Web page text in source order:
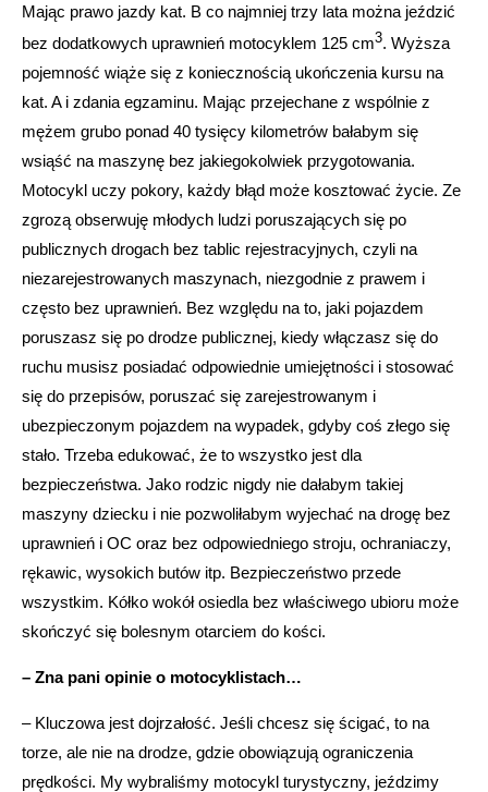
Mając prawo jazdy kat. B co najmniej trzy lata można jeździć
bez dodatkowych uprawnień motocyklem 125 cm3. Wyższa
pojemność wiąże się z koniecznością ukończenia kursu na
kat. A i zdania egzaminu. Mając przejechane z wspólnie z
mężem grubo ponad 40 tysięcy kilometrów bałabym się
wsiąść na maszynę bez jakiegokolwiek przygotowania.
Motocykl uczy pokory, każdy błąd może kosztować życie. Ze
zgrozą obserwuję młodych ludzi poruszających się po
publicznych drogach bez tablic rejestracyjnych, czyli na
niezarejestrowanych maszynach, niezgodnie z prawem i
często bez uprawnień. Bez względu na to, jaki pojazdem
poruszasz się po drodze publicznej, kiedy włączasz się do
ruchu musisz posiadać odpowiednie umiejętności i stosować
się do przepisów, poruszać się zarejestrowanym i
ubezpieczonym pojazdem na wypadek, gdyby coś złego się
stało. Trzeba edukować, że to wszystko jest dla
bezpieczeństwa. Jako rodzic nigdy nie dałabym takiej
maszyny dziecku i nie pozwoliłabym wyjechać na drogę bez
uprawnień i OC oraz bez odpowiedniego stroju, ochraniaczy,
rękawic, wysokich butów itp. Bezpieczeństwo przede
wszystkim. Kółko wokół osiedla bez właściwego ubioru może
skończyć się bolesnym otarciem do kości.
– Zna pani opinie o motocyklistach…
– Kluczowa jest dojrzałość. Jeśli chcesz się ścigać, to na
torze, ale nie na drodze, gdzie obowiązują ograniczenia
prędkości. My wybraliśmy motocykl turystyczny, jeździmy